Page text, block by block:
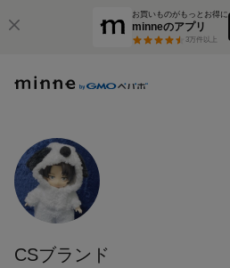
お買いものがもっとお得に
minneのアプリ
3万件以上
CSブランド